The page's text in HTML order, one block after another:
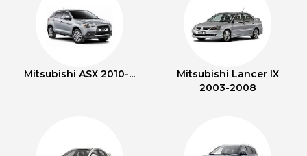
Mitsubishi ASX 2010-...
Mitsubishi Lancer IX
2003-2008